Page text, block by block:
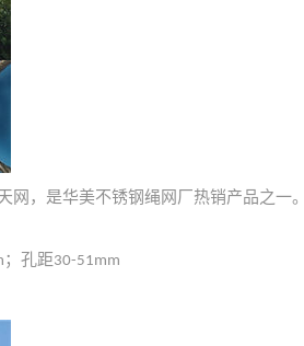
网，是华美不锈钢绳网厂热销产品之一
；孔距30-51mm